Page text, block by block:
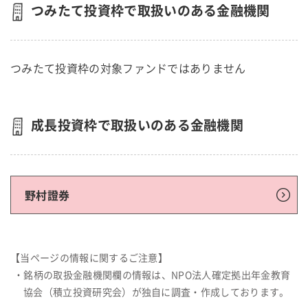
つみたて投資枠で取扱いのある金融機関
つみたて投資枠の対象ファンドではありません
成長投資枠で取扱いのある金融機関
野村證券
【当ページの情報に関するご注意】
・銘柄の取扱金融機関欄の情報は、NPO法人確定拠出年金教育
協会（積立投資研究会）が独自に調査・作成しております。